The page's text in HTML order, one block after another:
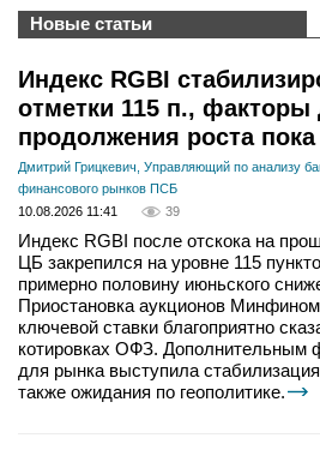
Новые статьи
Индекс RGBI
отметки 115 п., факторы
продолжения роста пока
Дмитрий Грицкевич, Управляющий по анализу
финансового рынков ПСБ
10.08.2026 11:41
39
Индекс RGBI после отскока на
ЦБ закрепился на уровне 115
примерно половину июньского
Приостановка аукционов
ключевой ставки благоприятно
котировках ОФЗ. Дополнительным
для рынка выступила
также ожидания по геополитике.